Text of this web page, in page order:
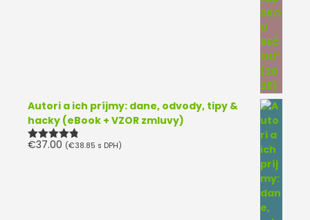
Autori a ich príjmy: dane, odvody, tipy &
hacky (eBook + VZOR zmluvy)
Hodnotenie
€37.00 (€38.85 s DPH)